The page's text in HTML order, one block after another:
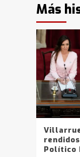
Más
Político